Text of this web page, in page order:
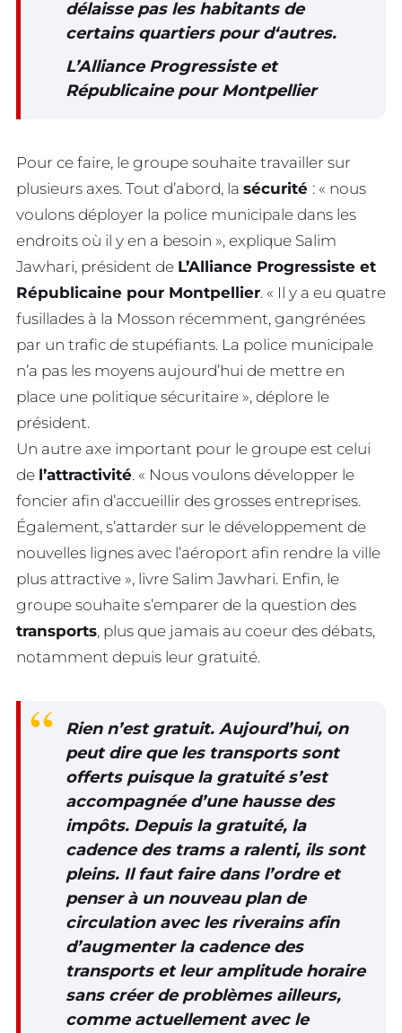
délaisse pas les habitants de
certains quartiers pour d‘autres.
L’Alliance Progressiste et
Républicaine pour Montpellier
Pour ce faire, le groupe souhaite travailler sur
plusieurs axes. Tout d’abord, la sécurité : « nous
voulons déployer la police municipale dans les
endroits où il y en a besoin », explique Salim
Jawhari, président de L’Alliance Progressiste et
Républicaine pour Montpellier. « Il y a eu quatre
fusillades à la Mosson récemment, gangrénées
par un trafic de stupéfiants. La police municipale
n’a pas les moyens aujourd’hui de mettre en
place une politique sécuritaire », déplore le
président.
Un autre axe important pour le groupe est celui
de l’attractivité. « Nous voulons développer le
foncier afin d’accueillir des grosses entreprises.
Également, s’attarder sur le développement de
nouvelles lignes avec l’aéroport afin rendre la ville
plus attractive », livre Salim Jawhari. Enfin, le
groupe souhaite s’emparer de la question des
transports, plus que jamais au coeur des débats,
notamment depuis leur gratuité.
Rien n’est gratuit. Aujourd’hui, on
peut dire que les transports sont
offerts puisque la gratuité s’est
accompagnée d’une hausse des
impôts. Depuis la gratuité, la
cadence des trams a ralenti, ils sont
pleins. Il faut faire dans l’ordre et
penser à un nouveau plan de
circulation avec les riverains afin
d’augmenter la cadence des
transports et leur amplitude horaire
sans créer de problèmes ailleurs,
comme actuellement avec le